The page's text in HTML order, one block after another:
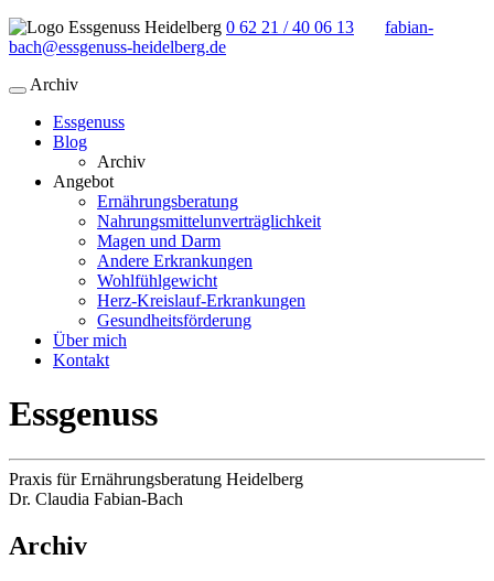
0 62 21 / 40 06 13
fabian-
bach@essgenuss-heidelberg.de
Archiv
Essgenuss
Blog
Archiv
Angebot
Ernährungsberatung
Nahrungsmittelunverträglichkeit
Magen und Darm
Andere Erkrankungen
Wohlfühlgewicht
Herz-Kreislauf-Erkrankungen
Gesundheitsförderung
Über mich
Kontakt
Essgenuss
Praxis für Ernährungsberatung Heidelberg
Dr. Claudia Fabian-Bach
Archiv